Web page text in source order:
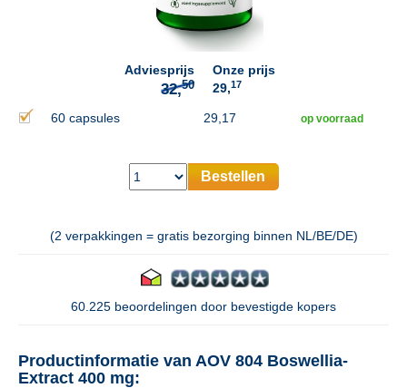
Adviesprijs
Onze prijs
29,17
60 capsules 29,17 op voorraad
Bestellen
(2 verpakkingen = gratis bezorging binnen NL/BE/DE)
60.225 beoordelingen door bevestigde kopers
Productinformatie van AOV 804 Boswellia-
Extract 400 mg: